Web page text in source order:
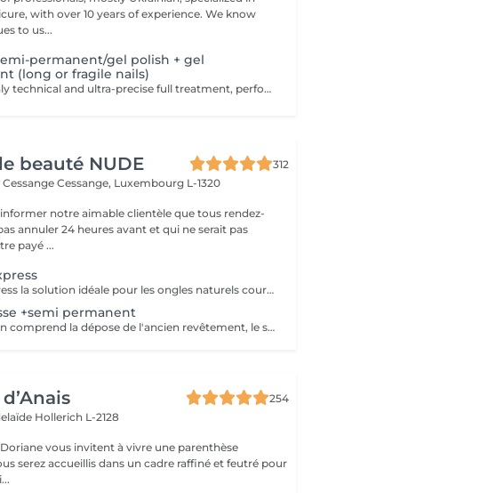
with over 10 years of experience. We know
to us...
permanent/gel polish + gel
(long or fragile nails)
Premium, highly technical and ultra-precise full treatment, performed mainly with an e-file to achieve a perfectly clean nail contour and apply the polish as close as possible, even slightly under the cuticle. This technique helps visually delay the regrowth by around 10 days. Visual result: -Extremely well-groomed nails, clean contours, flawless shape -Instagram / photo studio effect: neat, precise, with no visible dry skin We also include a gel reinforcement, recommended for long or fragile or broken nails. A perfect solution for flawless and long-lasting nails: -The average durability is 4 weeks!! Service content -> 95€ : -Removal of old semi-permanent and/or gel polish (if needed, already include in this price/service) -Very meticulous preparation of the nail plate -Removal of dead skin -Shape and file nails -Gentle cuticle care -Correction of the nail shape -Gel reinforcement -Application of semi-permanent nail polish -Application of cuticle oil and hand cream Optional : -Price per nail extension on up to 5 nails (if so please book "WITH simple design") +3€/nail -Price per nail for nail art on up to 5 nails (if so please book "WITH simple design") +3€/nail -Price for simple design (French, Chrome, Baby Boomer, Cat Eyes, Stickers, Foil) 6-10 nails -> +20€ -Price for complex design (3D, Hand drawings, Stamping, French with Chrome, Baby Boomer with Chrome, French with Cat Eyes) 6-10 nails -> +30€
beauté NUDE
312
CessangeCessange, Luxembourg L-1320
notre aimable clientèle que tous rendez-
annuler 24 heures avant et qui ne serait pas
payé ...
Manucure express la solution idéale pour les ongles naturels courts. Cette prestation comprend la dépose du revêtement, une préparation rapide des ongles et des cuticules, un renforcement avec une base rubber transparente et une finition avec un top camouflage. Sans modification de la forme naturelle de l'ongle : nous conservons votre forme habituelle, ovale ou carrée.
+semi permanent
Cette prestation comprend la dépose de l'ancien revêtement, le soin des cuticules, le travail des contours de l'ongle, la préparation de la plaque ongulaire et l'application d'un nouveau vernis semi-permanent. Afin de conserver un résultat soigné et durable, un remplissage est recommandé toutes les 2,5 à 3 semaines.
254
Hollerich L-2128
vous invitent à vivre une parenthèse